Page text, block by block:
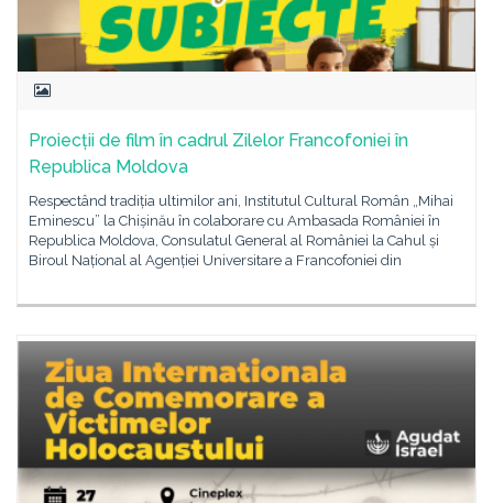
Proiecții de film în cadrul Zilelor Francofoniei în
Republica Moldova
Respectând tradiția ultimilor ani, Institutul Cultural Român „Mihai
Eminescu” la Chișinău în colaborare cu Ambasada României în
Republica Moldova, Consulatul General al României la Cahul și
Biroul Național al Agenției Universitare a Francofoniei din